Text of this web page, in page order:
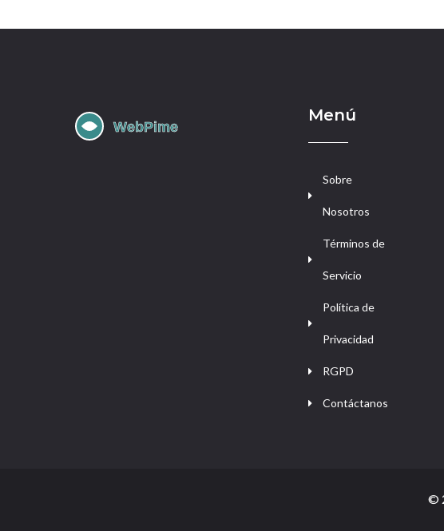
descubrir cómo puede mejorar tu calidad de vida.
Menú
Sobre
Nosotros
Términos de
Servicio
Política de
Privacidad
RGPD
Contáctanos
©